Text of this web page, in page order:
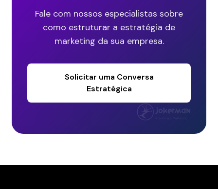
Fale com nossos especialistas sobre
como estruturar a estratégia de
marketing da sua empresa.
Solicitar uma Conversa
Estratégica